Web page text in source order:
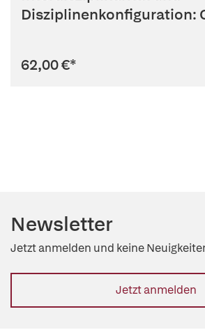
Disziplinenkonfiguration:
62,00 €*
Newsletter
Jetzt anmelden und keine
Jetzt anmelden